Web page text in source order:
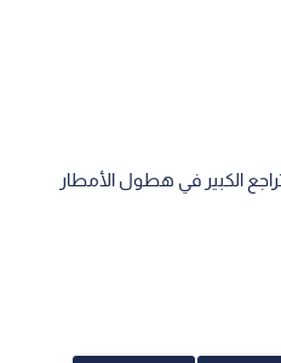
الكبير في هطول الأمطار